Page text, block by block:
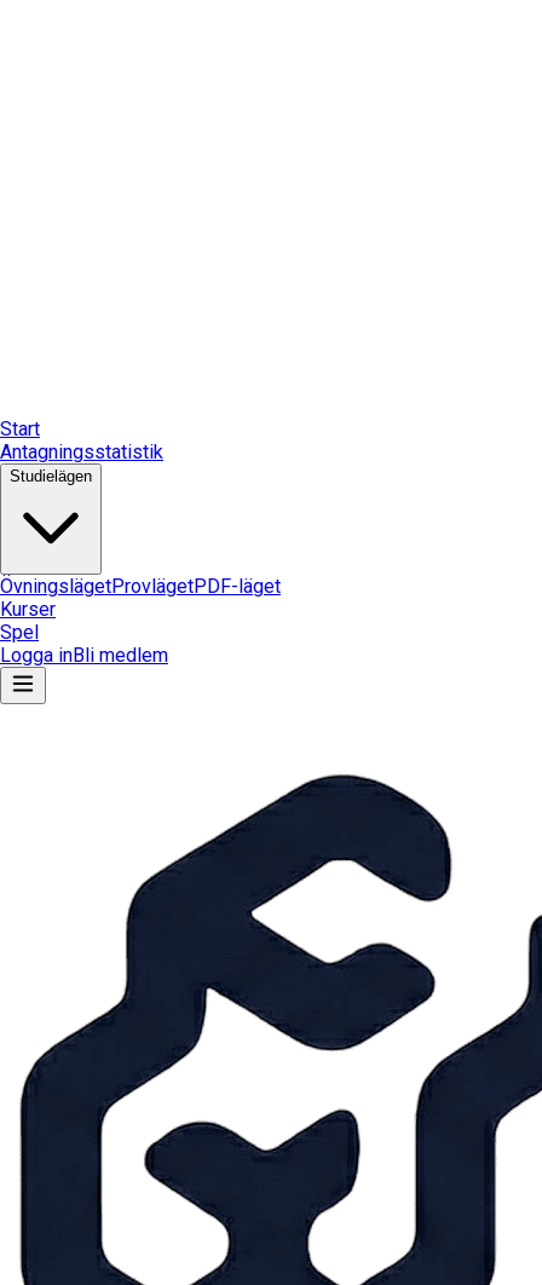
Start
Antagningsstatistik
Studielägen
ÖvningslägetProvlägetPDF-läget
Kurser
Spel
Logga inBli medlem